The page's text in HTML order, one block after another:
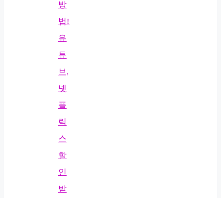
방
법!
유
튜
브,
넷
플
릭
스
할
인
받